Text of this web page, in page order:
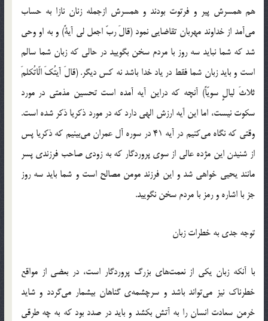
هم همسرش پیر و فرتوت بودند و همسرش ازجمله زنان نازا به حساب
می‌آمد از خداوند مهربان تقاضایی نمود (قالَ ربّ اجعل لی آیةً) و به او وحی
شد که شما نباید سه روز با مردم سخن بگویید در حالی که زبان شما سالم
است و باید زبان شما فقط در یاد خدا باشد نه کس دیگر. (قالَ آیتُکَ الّاتُکلمَ
ثلاثَ لیالٍ سویّاً) آنچه که دراین آیه آمده است تحسین مذمتی در مورد
سکوت نیست، اما این آیه ارزش الهی دارد که در مورد ذکریا ذکر شده است.
وقتی که نگاه می‌کنیم در آیه 41 در سوره آل عمران می‌بینیم که ذکریا پس
از شنیدن این مژده عالی از سوی پروردگار که به زودی صاحب فرزندی پسر
مانند یحیی خواهی شد و این فرزند مومن مصالح است و شما باید سه روز
جز با اشاره و رمز با مردم سخن نگویید.
توجه جدی به خطرات زبان
با آنکه زبان یکی از نعمت‌های بزرگ پروردگار است، در بعضی از مواقع
خطرناک نیز می‌تواند باشد و سرچشمه‌ی گناهان بیشمار می‌گردد و شاید
خرمن سعادت انسان را به آتش بکشد و باید در صدد بود که به چه طرقی